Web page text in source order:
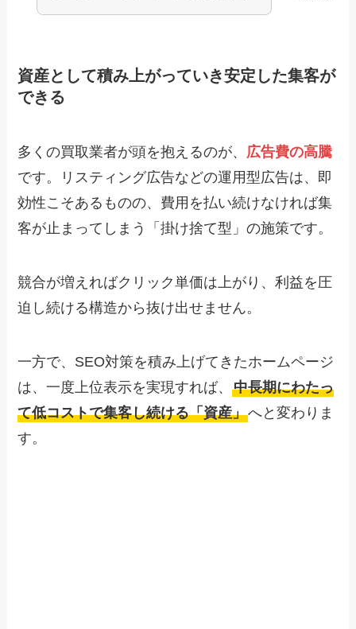
資産として積み上がっていき安定した集客が
できる
多くの買取業者が頭を抱えるのが、 広告費の高騰
です。リスティング広告などの運用型広告は、即
効性こそあるものの、費用を払い続けなければ集
客が止まってしまう「掛け捨て型」の施策です。
競合が増えればクリック単価は上がり、利益を圧
迫し続ける構造から抜け出せません。
一方で、SEO対策を積み上げてきたホームページ
は、一度上位表示を実現すれば、中長期にわたっ
て低コストで集客し続ける「資産」へと変わりま
す。